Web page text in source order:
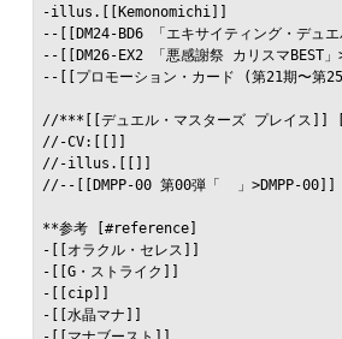
-illus.[[Kemonomichi]]
--[[DM24-BD6 「エキサイティング・デュ
--[[DM26-EX2 「悪感謝祭 カリスマBEST」
--[[プロモーション・カード (第21期〜第
//***[[デュエル・マスターズ プレイス]]
//-CV:[[]]
//-illus.[[]]
//--[[DMPP-00 第00弾「  」>DMPP-00]]
**参考 [#reference]
-[[オラクル・セレス]]
-[[G・ストライク]]
-[[cip]]
-[[水晶マナ]]